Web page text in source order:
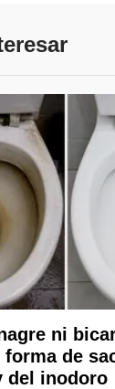
ni
forma de
del inodoro